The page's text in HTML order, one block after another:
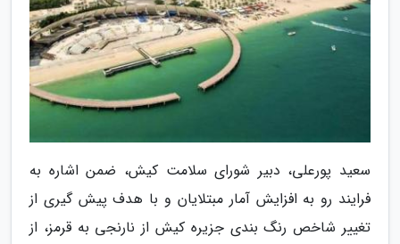
سعید پورعلی، دبیر شورای سلامت کیش، ضمن اشاره به
فرایند رو به افزایش آمار مبتلایان و با هدف پیش گیری از
تغییر شاخص رنگ بندی جزیره کیش از نارنجی به قرمز، از